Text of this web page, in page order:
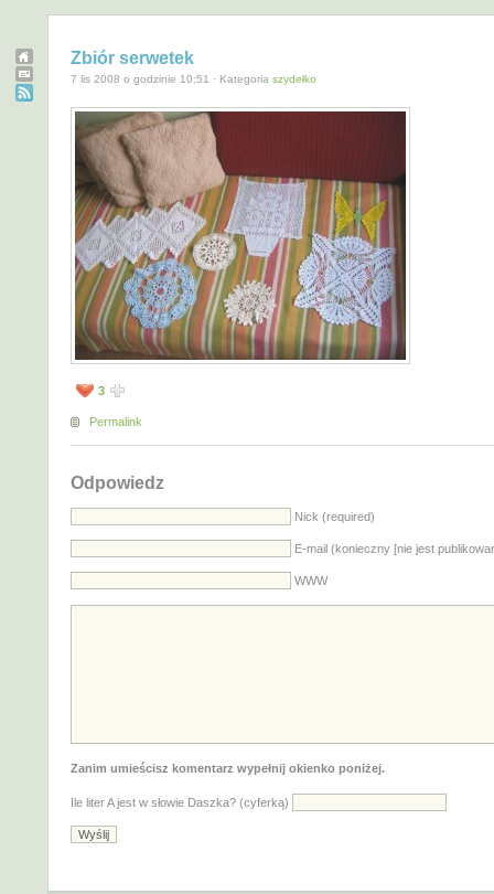
Zbiór serwetek
7 lis 2008 o godzinie 10:51 · Kategoria szydełko
3
Permalink
Odpowiedz
Nick (required)
E-mail (konieczny [nie jest
WWW
Zanim umieścisz komentarz wypełnij okienko poniżej.
Ile liter A jest w słowie Daszka? (cyferką)